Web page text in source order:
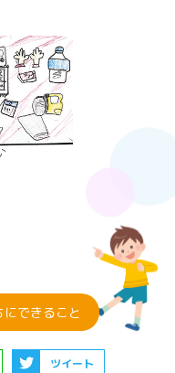
できること
ツイート